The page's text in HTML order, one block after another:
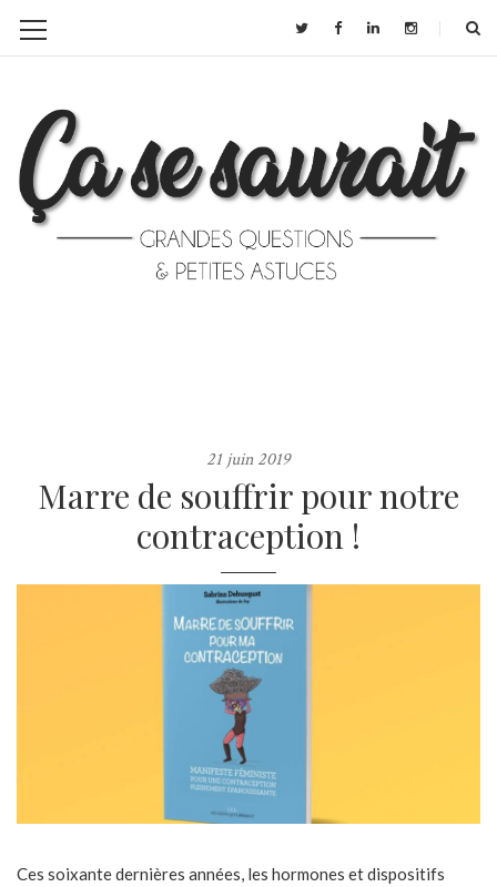
21 juin 2019
Marre de souffrir pour notre
contraception !
Ces soixante dernières années, les hormones et dispositifs